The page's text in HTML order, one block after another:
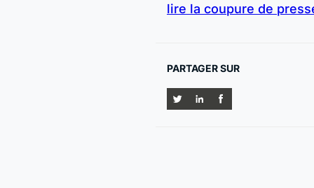
lire la coupure de
PARTAGER SUR